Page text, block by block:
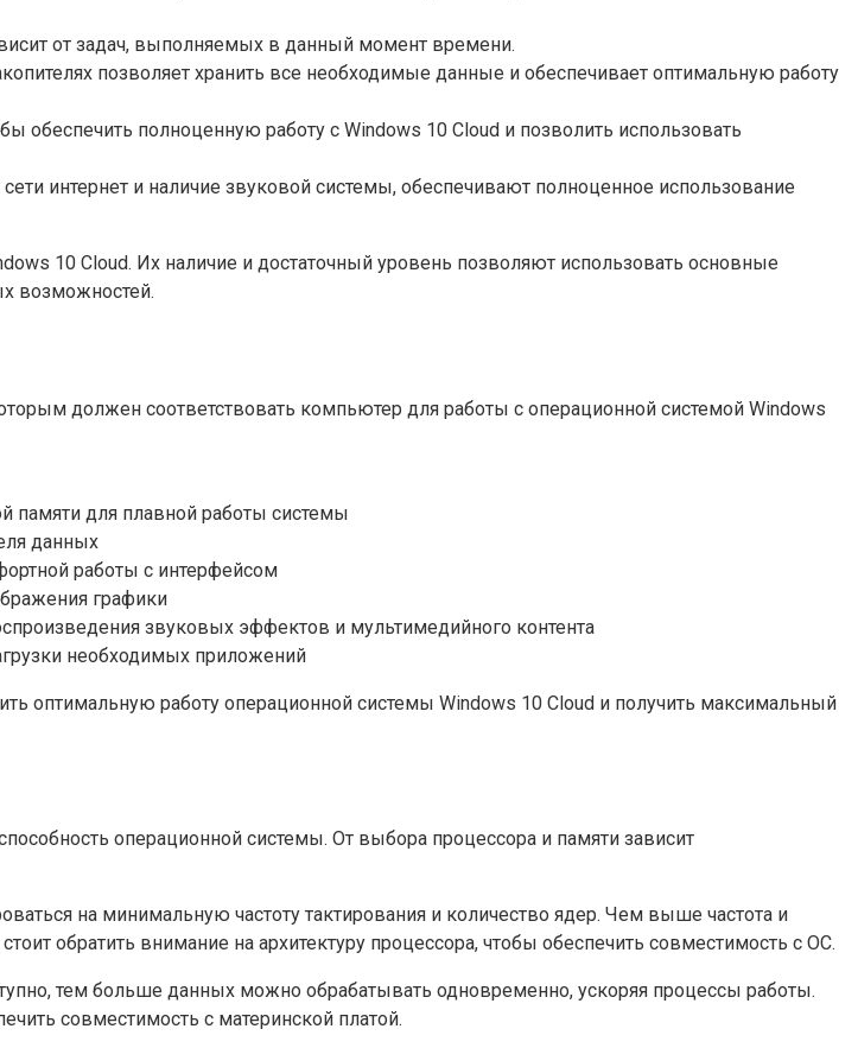
от задач, выполняемых в данный момент времени.
позволяет хранить все необходимые данные и обеспечивает оптимальную работу
обеспечить полноценную работу с Windows 10 Cloud и позволить использовать
интернет и наличие звуковой системы, обеспечивают полноценное использование
10 Cloud. Их наличие и достаточный уровень позволяют использовать основные
возможностей.
должен соответствовать компьютер для работы с операционной системой Windows
памяти для плавной работы системы
данных
работы с интерфейсом
графики
звуковых эффектов и мультимедийного контента
необходимых приложений
оптимальную работу операционной системы Windows 10 Cloud и получить максимальный
операционной системы. От выбора процессора и памяти зависит
на минимальную частоту тактирования и количество ядер. Чем выше частота и
обратить внимание на архитектуру процессора, чтобы обеспечить совместимость с ОС.
тем больше данных можно обрабатывать одновременно, ускоряя процессы работы.
совместимость с материнской платой.